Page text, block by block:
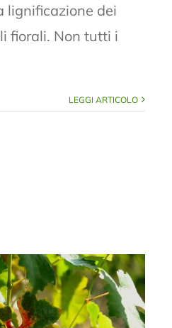
lignificazione dei
fiorali. Non tutti i
LEGGI ARTICOLO